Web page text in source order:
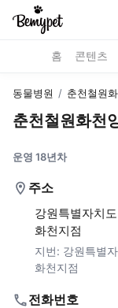
홈 콘텐츠
동물병원 / 춘천철원
춘천철원화천
운영 18년차
주소
강원특별자치
화천지점
지번: 강원특별
화천지점
전화번호